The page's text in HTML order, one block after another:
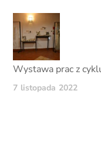
Wystawa prac z
7 listopada 2022